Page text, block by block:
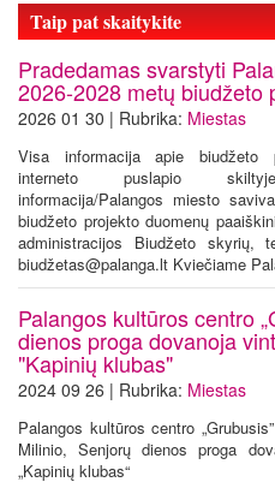
Taip pat skaitykite
Pradedamas svarstyti
2026-2028 metų biudžeto
2026 01 30 | Rubrika: Miestas
Visa informacija apie biudžeto
interneto puslapio skiltyje
informacija/Palangos miesto
biudžeto projekto duomenų
administracijos Biudžeto
biudžetas@palanga.lt Kviečiame
Palangos kultūros centro
dienos proga dovanoja
"Kapinių klubas"
2024 09 26 | Rubrika: Miestas
Palangos kultūros centro
Milinio, Senjorų dienos proga
„Kapinių klubas“